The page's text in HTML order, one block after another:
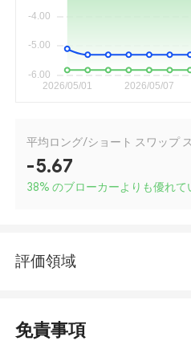
平均ロング/ショート スワップ
-5.67
38% のブローカーよりも優れて
評価領域
免責事項